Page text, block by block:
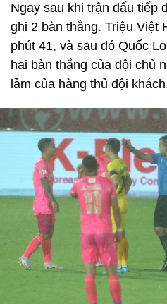
Ngay sau khi trận đấu tiếp
ghi 2 bàn thắng. Triệu Việt
phút 41, và sau đó Quốc
hai bàn thắng của đội chủ
lầm của hàng thủ đội